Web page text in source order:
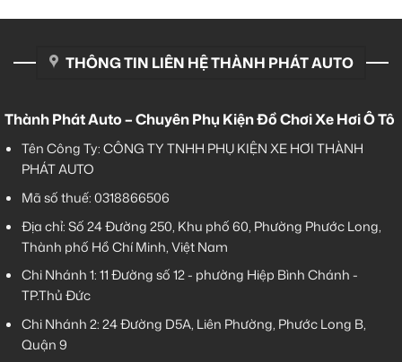
THÔNG TIN LIÊN HỆ THÀNH PHÁT AUTO
Thành Phát Auto – Chuyên Phụ Kiện Đồ Chơi Xe Hơi Ô Tô
Tên Công Ty: CÔNG TY TNHH PHỤ KIỆN XE HƠI THÀNH
PHÁT AUTO
Mã số thuế: 0318866506
Địa chỉ: Số 24 Đường 250, Khu phố 60, Phường Phước Long,
Thành phố Hồ Chí Minh, Việt Nam
Chi Nhánh 1:11 Đường số 12 - phường Hiệp Bình Chánh -
TP.Thủ Đức
Chi Nhánh 2:24 Đường D5A, Liên Phường, Phước Long B,
Quận 9